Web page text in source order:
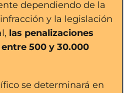
dependiendo de la
y la legislación
las penalizaciones
500 y 30.000
se determinará en